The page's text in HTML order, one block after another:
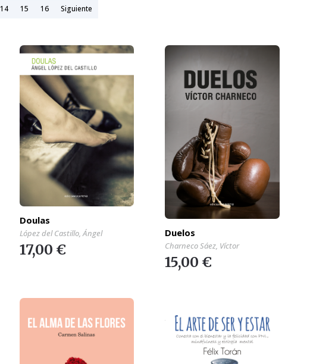
14 15 16 Siguiente
Doulas
López del Castillo, Ángel
17,00 €
Duelos
Charneco Sáez, Víctor
15,00 €